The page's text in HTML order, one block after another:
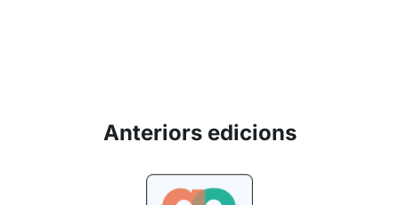
Anteriors edicions